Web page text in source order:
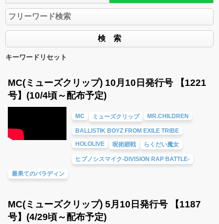
キーワードリセット
MC(ミューズクリップ) 10月10日発行号 【1221
号】(10/4頃～配布予定)
MC ミューズクリップ MR.CHILDREN
BALLISTIK BOYZ FROM EXILE TRIBE
HOLOLIVE
呪術廻戦 らくだい魔女
ヒプノシスマイク-DIVISION RAP BATTLE-
最果てのパラディン
MC(ミューズクリップ) 5月10日発行号 【1187
号】(4/29頃～配布予定)